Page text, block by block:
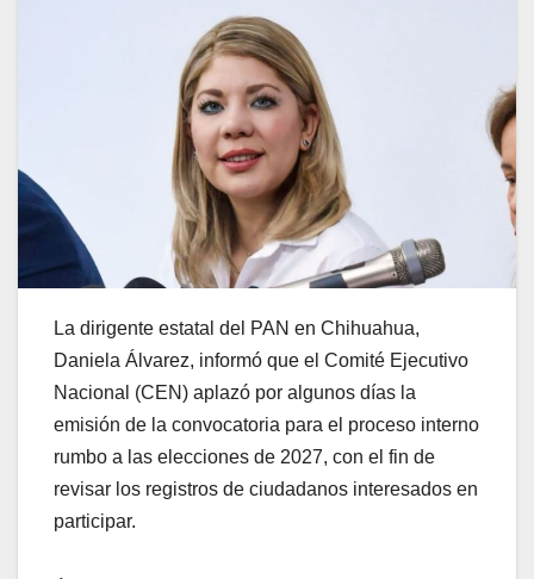
La dirigente estatal del PAN en Chihuahua,
Daniela Álvarez, informó que el Comité Ejecutivo
Nacional (CEN) aplazó por algunos días la
emisión de la convocatoria para el proceso interno
rumbo a las elecciones de 2027, con el fin de
revisar los registros de ciudadanos interesados en
participar.